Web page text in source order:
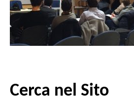
Cerca nel Sito